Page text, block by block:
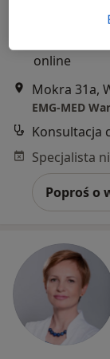
103
online
Mokra 31a,
EMG-MED
Konsultacja
Poproś o